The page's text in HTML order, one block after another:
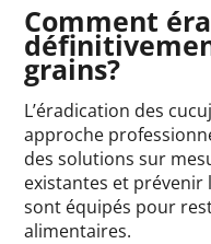
Comment
grains?
L’éradication des
approche
des solutions sur
existantes et
sont équipés pour
alimentaires.